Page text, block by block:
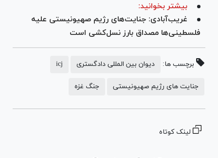
بیشتر بخوانید:
غریب‌آبادی: جنایت‌های رژیم صهیونیستی علیه
فلسطینی‌ها مصداق بارز نسل‌کشی است
برچسب ها: دیوان بین المللی دادگستری icj
جنایت های رژیم صهیونیستی جنگ غزه
لینک کوتاه